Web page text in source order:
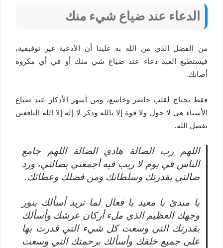
الدعاء عند ضياع شيء منك
من الفضل الذي من الله به علينا أن الأدعية غير توقيفية،
فيستطيع العبد دعاء عند ضياع شي منك أو في أي مكروه
أصابك.
فقط تحتاج لقلب حاضر وخاشع، ومن أشهر الأذكار عند ضياع
الأشياء هي لا حول ولا قوة إلا بالله وذكر لا إله إلا الله النافعين
بفضل الله.
اللهم رب الضالة هادي الضالة اللهم جامع
الناس في يوم لا ريب فيه أجمعني بضالتي، ورد
ضالتي بقدرتك وسلطانك ومن فضلك وعطائك.
يا مبدئ يا معيد يا فعال لما تريد أسألك بنور
وجهك العظيم الذي ملء أركان عرشك وأسألك
بقدرتك التي وسعت كل شيء التي قدرت بها
على جميع خلقك وأسألك برحمتك التي وسعت